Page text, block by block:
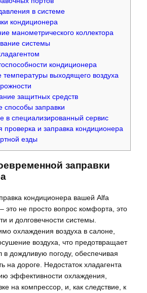
в системе
кондиционера
манометрического коллектора
системы
кондиционера
температуры выходящего воздуха
защитных средств
способы заправки
в специализированный сервис
проверка и заправка кондиционера
езды
заправки
кондиционера вашей Alfa
это не просто вопрос комфорта, это
и долговечности системы.
охлаждения воздуха в салоне,
воздуха, что предотвращает
в дождливую погоду, обеспечивая
на дороге. Недостаток хладагента
эффективности охлаждения,
на компрессор, и, как следствие, к